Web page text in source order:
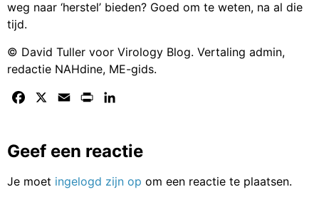
weg naar ‘herstel’ bieden? Goed om te weten, na al die
tijd.
© David Tuller voor Virology Blog. Vertaling admin,
redactie NAHdine, ME-gids.
Facebook Email Print
Geef een reactie
Je moet ingelogd zijn op om een reactie te plaatsen.